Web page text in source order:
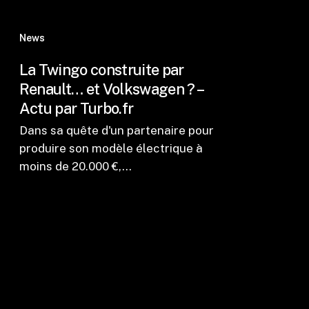
News
La Twingo construite par
Renault… et Volkswagen ? –
Actu par Turbo.fr
Dans sa quête d'un partenaire pour
produire son modèle électrique à
moins de 20.000 €,…